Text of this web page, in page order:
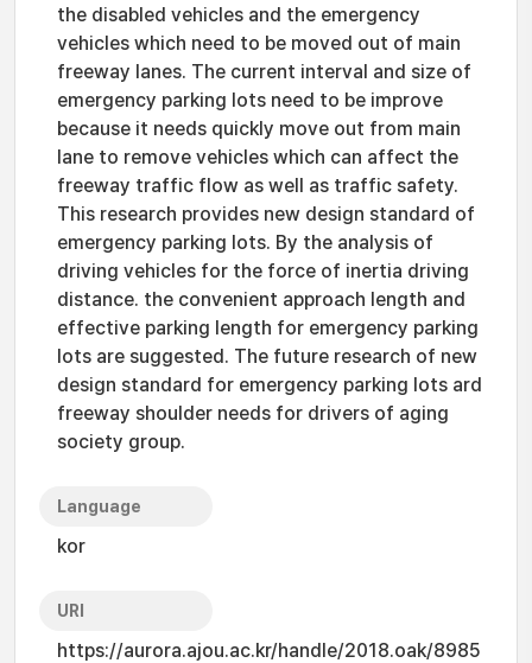
the disabled vehicles and the emergency
vehicles which need to be moved out of main
freeway lanes. The current interval and size of
emergency parking lots need to be improve
because it needs quickly move out from main
lane to remove vehicles which can affect the
freeway traffic flow as well as traffic safety.
This research provides new design standard of
emergency parking lots. By the analysis of
driving vehicles for the force of inertia driving
distance. the convenient approach length and
effective parking length for emergency parking
lots are suggested. The future research of new
design standard for emergency parking lots ard
freeway shoulder needs for drivers of aging
society group.
Language
kor
URI
https://aurora.ajou.ac.kr/handle/2018.oak/8985